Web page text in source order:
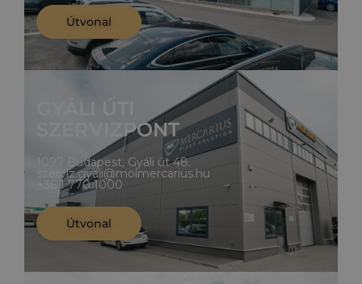
Útvonal
SZERVIZPONT
1097 Budapest, Gyáli út 48.
szerviz.gyali@molmercarius.hu
+36 1 770 1000
Útvonal